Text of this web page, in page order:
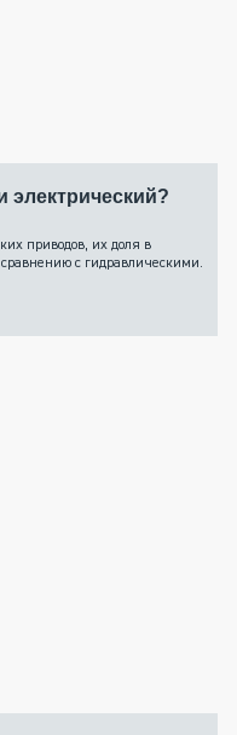
электрический?
приводов, их доля в
с гидравлическими.